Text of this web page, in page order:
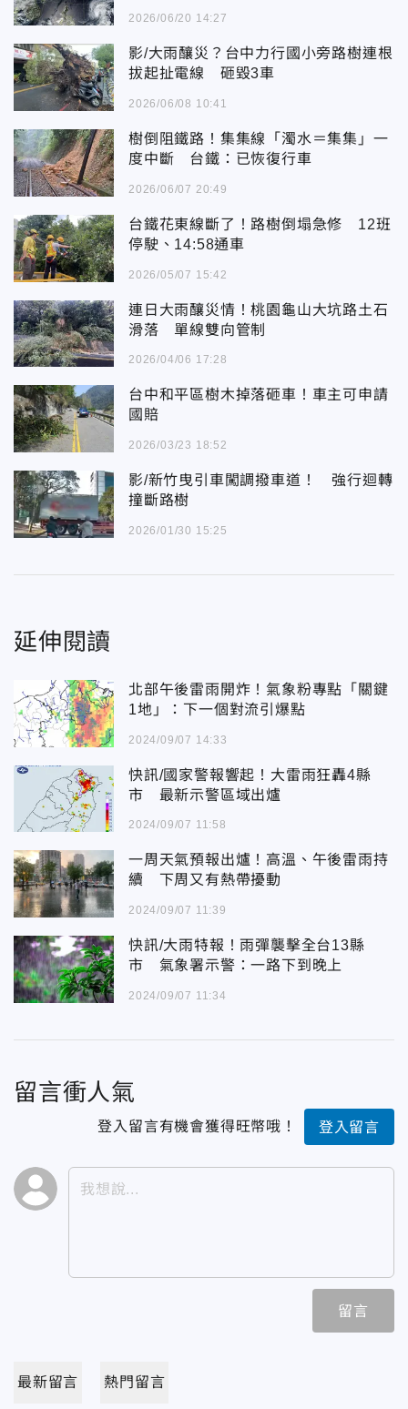
2026/06/20 14:27
影/大雨釀災？台中力行國小旁路樹連根
拔起扯電線 砸毀3車
2026/06/08 10:41
樹倒阻鐵路！集集線「濁水＝集集」一
度中斷 台鐵：已恢復行車
2026/06/07 20:49
台鐵花東線斷了！路樹倒塌急修 12班
停駛、14:58通車
2026/05/07 15:42
連日大雨釀災情！桃園龜山大坑路土石
滑落 單線雙向管制
2026/04/06 17:28
台中和平區樹木掉落砸車！車主可申請
國賠
2026/03/23 18:52
影/新竹曳引車闖調撥車道！ 強行迴轉
撞斷路樹
2026/01/30 15:25
延伸閱讀
北部午後雷雨開炸！氣象粉專點「關鍵
1地」：下一個對流引爆點
2024/09/07 14:33
快訊/國家警報響起！大雷雨狂轟4縣
市 最新示警區域出爐
2024/09/07 11:58
一周天氣預報出爐！高溫、午後雷雨持
續 下周又有熱帶擾動
2024/09/07 11:39
快訊/大雨特報！雨彈襲擊全台13縣
市 氣象署示警：一路下到晚上
2024/09/07 11:34
留言衝人氣
登入留言有機會獲得旺幣哦！ 登入留言
留言
最新留言 熱門留言